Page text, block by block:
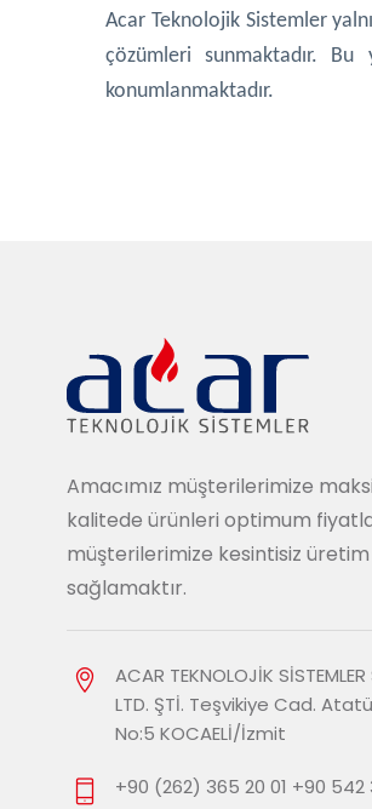
Acar Teknolojik Sistemler
çözümleri sunmaktadır. Bu
konumlanmaktadır.
Amacımız müşterilerimize
kalitede ürünleri optimum
müşterilerimize kesintisiz üretim
sağlamaktır.
ACAR TEKNOLOJİK
LTD. ŞTİ. Teşvikiye Cad.
No:5 KOCAELİ/İzmit
+90 (262) 365 20 01 +90 542